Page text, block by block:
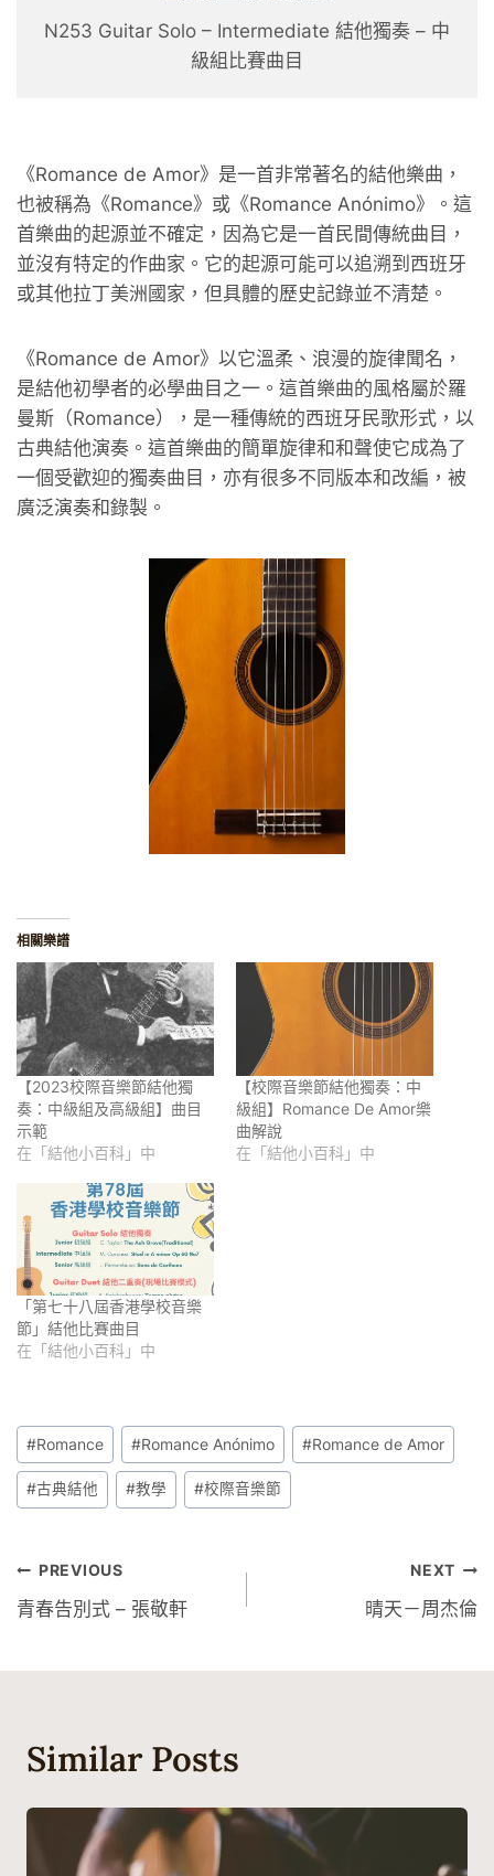
N253 Guitar Solo – Intermediate 結他獨奏 – 中
級組比賽曲目
《Romance de Amor》是一首非常著名的結他樂曲，
也被稱為《Romance》或《Romance Anónimo》。這
首樂曲的起源並不確定，因為它是一首民間傳統曲目，
並沒有特定的作曲家。它的起源可能可以追溯到西班牙
或其他拉丁美洲國家，但具體的歷史記錄並不清楚。
《Romance de Amor》以它溫柔、浪漫的旋律聞名，
是結他初學者的必學曲目之一。這首樂曲的風格屬於羅
曼斯（Romance），是一種傳統的西班牙民歌形式，以
古典結他演奏。這首樂曲的簡單旋律和和聲使它成為了
一個受歡迎的獨奏曲目，亦有很多不同版本和改編，被
廣泛演奏和錄製。
相關樂譜
【2023校際音樂節結他獨
奏：中級組及高級組】曲目
示範
在「結他小百科」中
【校際音樂節結他獨奏：中
級組】Romance De Amor樂
曲解說
在「結他小百科」中
「第七十八屆香港學校音樂
節」結他比賽曲目
在「結他小百科」中
Post
Tags:
#Romance #Romance Anónimo #Romance de Amor
#古典結他 #教學 #校際音樂節
文
章
導
PREVIOUS
青春告別式 – 張敬軒
NEXT
晴天－周杰倫
Similar Posts